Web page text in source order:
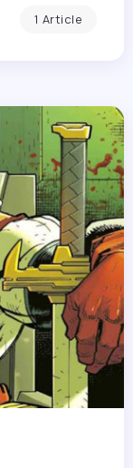
1 Article